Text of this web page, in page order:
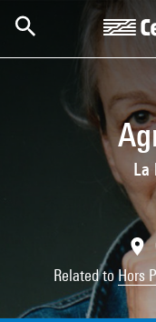
Skip to main content
Centre Pompidou
La
Related toHors